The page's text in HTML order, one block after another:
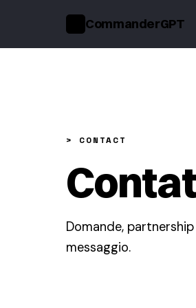
CommanderGPT
> CONTACT
Domande,
messaggio.